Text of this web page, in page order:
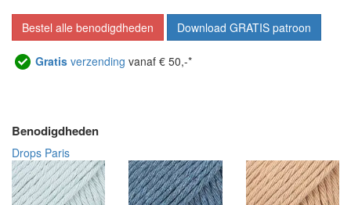
Bestel alle benodigdheden Download GRATIS patroon
Gratis verzending vanaf € 50,-*
Benodigdheden
Drops Paris